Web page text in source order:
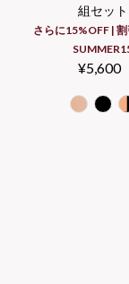
組セット
さらに15%OFF |
¥5,600